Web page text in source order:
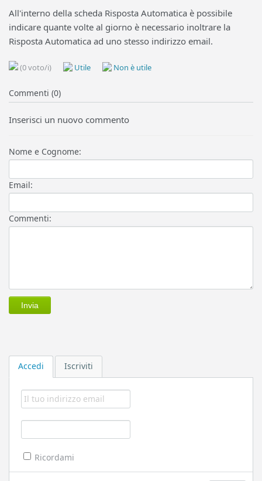
Accedi Iscriviti
Ricordami
All'interno della scheda Risposta Automatica è possibile
indicare quante volte al giorno è necessario inoltrare la
Risposta Automatica ad uno stesso indirizzo email.
(0 voto/i) Utile Non è utile
Commenti (0)
Inserisci un nuovo commento
Nome e Cognome:
Email:
Commenti: